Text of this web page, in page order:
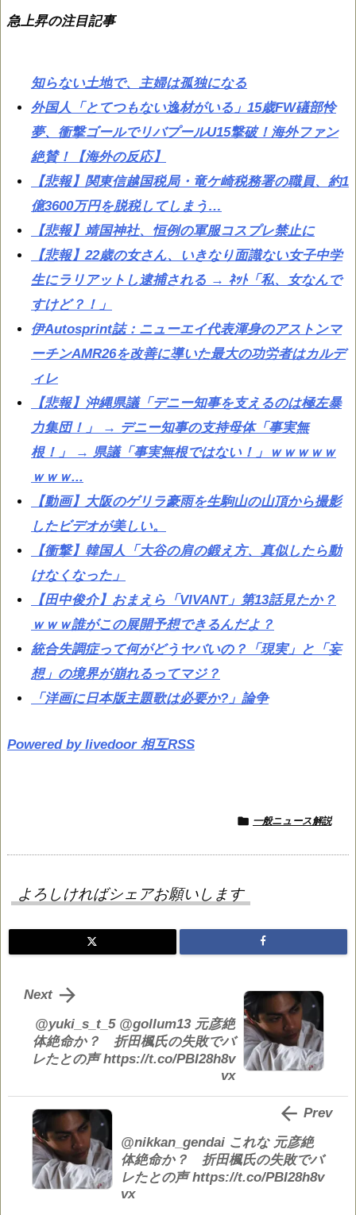
急上昇の注目記事
知らない土地で、主婦は孤独になる
外国人「とてつもない逸材がいる」15歳FW礒部怜
夢、衝撃ゴールでリバプールU15撃破！海外ファン
絶賛！【海外の反応】
【悲報】関東信越国税局・竜ケ崎税務署の職員、約1
億3600万円を脱税してしまう…
【悲報】靖国神社、恒例の軍服コスプレ禁止に
【悲報】22歳の女さん、いきなり面識ない女子中学
生にラリアットし逮捕される → ﾈｯﾄ「私、女なんで
すけど？！」
伊Autosprint誌：ニューエイ代表渾身のアストンマ
ーチンAMR26を改善に導いた最大の功労者はカルデ
ィレ
【悲報】沖縄県議「デニー知事を支えるのは極左暴
力集団！」 → デニー知事の支持母体「事実無
根！」 → 県議「事実無根ではない！」ｗｗｗｗｗ
ｗｗｗ...
【動画】大阪のゲリラ豪雨を生駒山の山頂から撮影
したビデオが美しい。
【衝撃】韓国人「大谷の肩の鍛え方、真似したら動
けなくなった」
【田中俊介】おまえら「VIVANT」第13話見たか？
ｗｗｗ誰がこの展開予想できるんだよ？
統合失調症って何がどうヤバいの？「現実」と「妄
想」の境界が崩れるってマジ？
「洋画に日本版主題歌は必要か?」論争
Powered by livedoor 相互RSS
 一般ニュース解説
よろしければシェアお願いします
@yuki_s_t_5 @gollum13 元彦絶
体絶命か？ 折田楓氏の失敗でバ
レたとの声 https://t.co/PBI28h8v
vx

Next
@nikkan_gendai これな 元彦絶
体絶命か？ 折田楓氏の失敗でバ
レたとの声 https://t.co/PBI28h8v
vx
 Prev